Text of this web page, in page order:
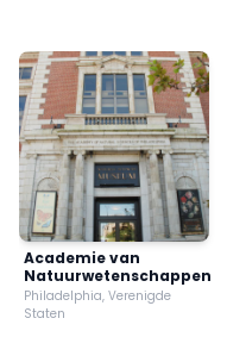
Academie van
Natuurwetenschappen
Philadelphia, Verenigde
Staten